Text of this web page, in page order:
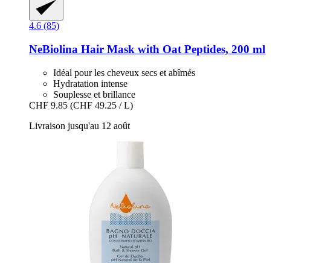
4.6 (85)
NeBiolina Hair Mask with Oat Peptides, 200 ml
Idéal pour les cheveux secs et abîmés
Hydratation intense
Souplesse et brillance
CHF 9.85 (CHF 49.25 / L)
Livraison jusqu'au 12 août